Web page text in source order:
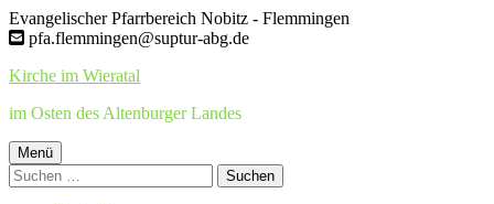
Springe
zum
Evangelischer Pfarrbereich Nobitz - Flemmingen
pfa.flemmingen@suptur-abg.de
Kirche im Wieratal
im Osten des Altenburger Landes
Primäres
Menü
Menü
Suchen
nach: